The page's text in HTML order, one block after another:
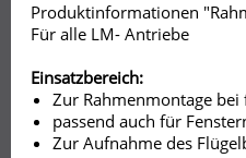
Produktinformationen
Für alle LM- Antriebe
Einsatzbereich:
Zur Rahmenmontage
passend auch für
Zur Aufnahme des